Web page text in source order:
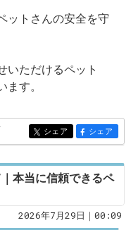
ットさんの安全を守
いただけるペット
ます。
entry395
シェア entry395
シェア
本当に信頼できるペ
2026年7月29日｜00:09